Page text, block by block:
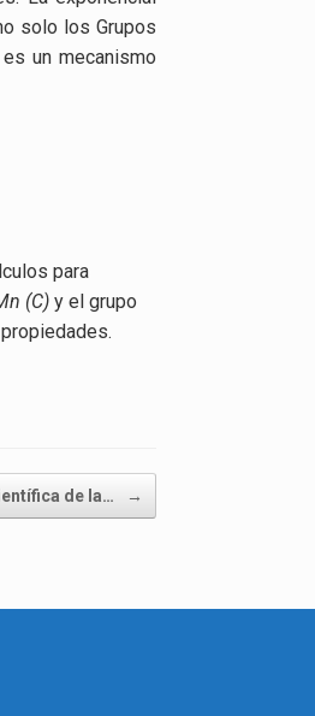
solo los Grupos
un mecanismo
para
(C) y el grupo
de la… →